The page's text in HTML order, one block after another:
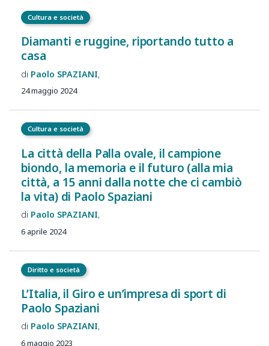
Cultura e società
Diamanti e ruggine, riportando tutto a
casa
Paolo SPAZIANI
24 maggio 2024
Cultura e società
La città della Palla ovale, il campione
biondo, la memoria e il futuro (alla mia
città, a 15 anni dalla notte che ci cambiò
la vita) di Paolo Spaziani
Paolo SPAZIANI
6 aprile 2024
Diritto e società
L’Italia, il Giro e un’impresa di sport di
Paolo Spaziani
Paolo SPAZIANI
6 maggio 2023